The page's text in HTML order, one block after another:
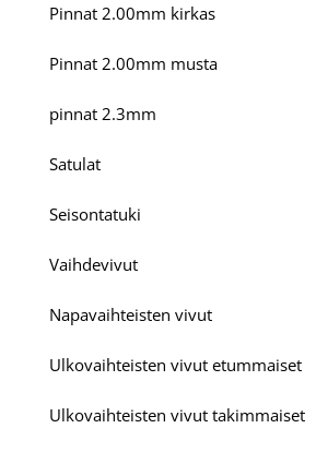
Pinnat 2.00mm kirkas
Pinnat 2.00mm musta
pinnat 2.3mm
Satulat
Seisontatuki
Vaihdevivut
Napavaihteisten vivut
Ulkovaihteisten vivut etummaiset
Ulkovaihteisten vivut takimmaiset